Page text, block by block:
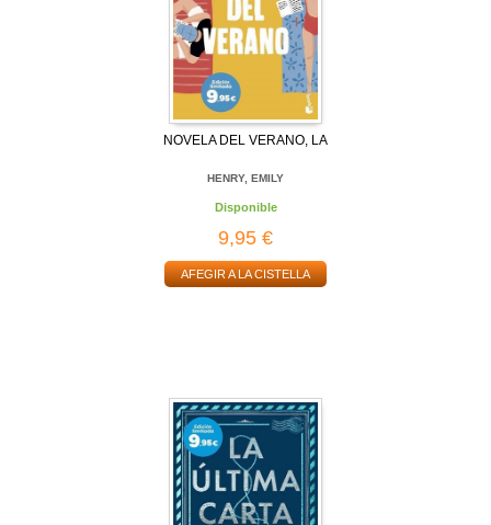
NOVELA DEL VERANO, LA
HENRY, EMILY
Disponible
9,95 €
AFEGIR A LA CISTELLA